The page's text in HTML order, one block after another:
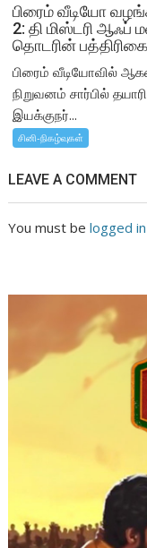
பிரைம் வீடியோ
2: தி மிஸ்டரி
தொடரின்
பிரைம் வீடியோவில்
நிறுவனம் சார்பில்
இயக்குநர்...
சினி-நிகழ்வுகள்
LEAVE A COMMENT
You must belogged in